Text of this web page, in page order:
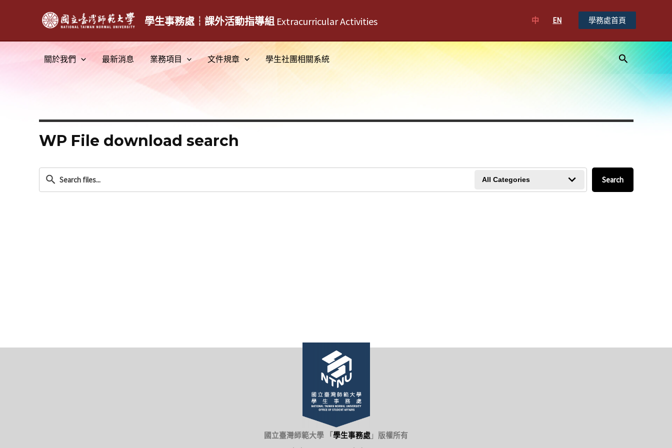
學生事務處┆課外活動指導組 Extracurricular Activities 中 EN 學務處首頁
關於我們 最新消息 業務項目 文件規章 學生社團相關系統
搜
尋
WP File download search
All Categories Search
國立臺灣師範大學 「 學生事務處 」 版權所有